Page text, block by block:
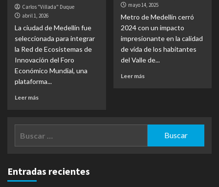
Carlos "Villada" Duque
abril 1, 2026
La ciudad de Medellín fue
seleccionada para integrar
la Red de Ecosistemas de
Innovación del Foro
Económico Mundial, una
plataforma...
Leer más
mayo 14, 2025
Metro de Medellín cerró
2024 con un impacto
impresionante en la calidad
de vida de los habitantes
del Valle de...
Leer más
Entradas recientes